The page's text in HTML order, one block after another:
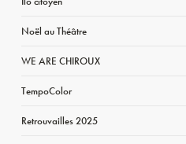
Noël au Théâtre
WE ARE CHIROUX
TempoColor
Retrouvailles 2025